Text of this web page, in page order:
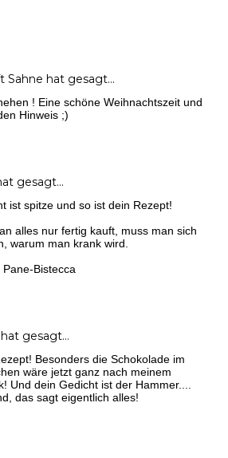
Sahne hat gesagt…
! Eine schöne Weihnachtszeit und
Hinweis ;)
gesagt…
ist spitze und so ist dein Rezept!
alles nur fertig kauft, muss man sich
warum man krank wird.
Pane-Bistecca
hat gesagt…
Besonders die Schokolade im
wäre jetzt ganz nach meinem
Und dein Gedicht ist der Hammer....
das sagt eigentlich alles!